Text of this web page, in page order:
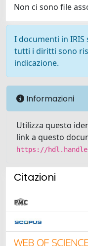
Non ci sono file
I documenti in
tutti i diritti sono
indicazione.
Informazioni
Utilizza questo
link a questo
https://
Citazioni